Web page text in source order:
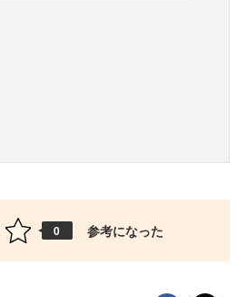
0 参考になった